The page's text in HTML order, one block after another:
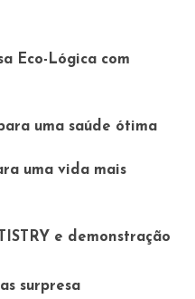
Eco-Lógica com
uma saúde ótima
uma vida mais
e demonstração
surpresa